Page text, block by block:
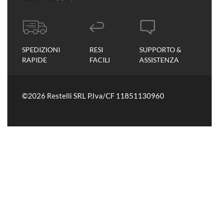
SPEDIZIONI
RAPIDE
RESI
FACILI
SUPPORTO &
ASSISTENZA
©2026 Restelli SRL P.Iva/CF 11851130960